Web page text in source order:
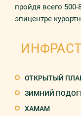
пройдя всего
эпицентре
ОТКРЫТЫЙ
ЗИМНИЙ
ХАМАМ